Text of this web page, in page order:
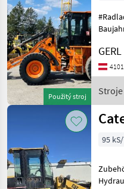
VYBRAT
KATEGORII
Caterpillar
Kramer
JCB
Volvo
Claas
Použitý stroj
Cat
95